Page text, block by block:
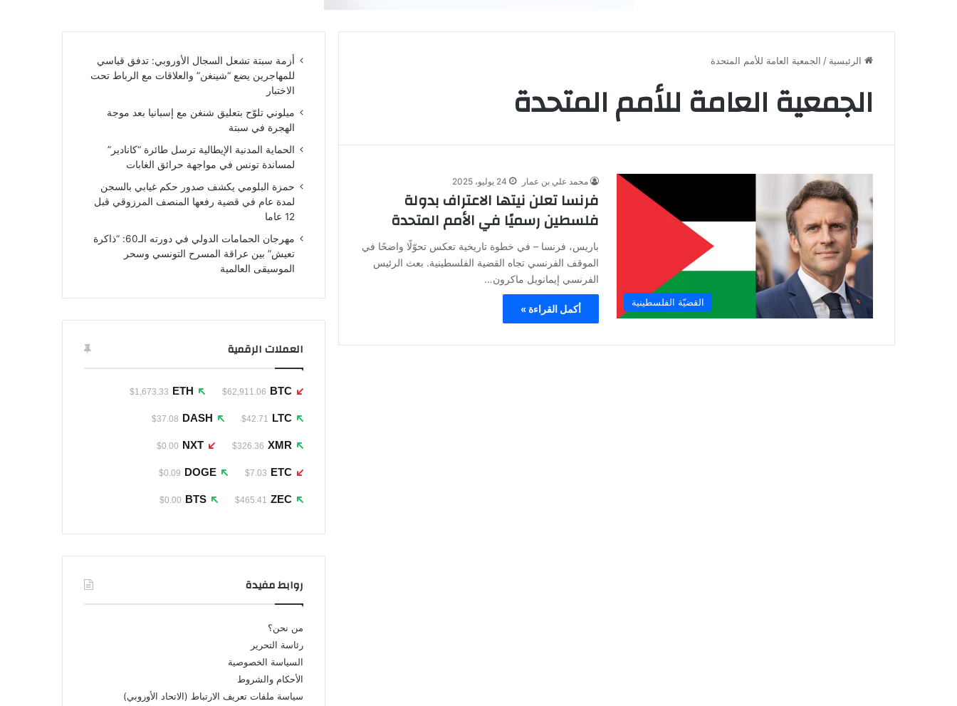
الرئيسية / الجمعية العامة للأمم المتحدة
الجمعية العامة للأمم المتحدة
القضيّة الفلسطينية
محمد علي بن عمار 24 يوليو، 2025
فرنسا تعلن نيتها الاعتراف بدولة
فلسطين رسميًا في الأمم المتحدة
باريس، فرنسا – في خطوة تاريخية تعكس تحوّلًا واضحًا في
الموقف الفرنسي تجاه القضية الفلسطينية. بعث الرئيس
الفرنسي إيمانويل ماكرون…
أكمل القراءة »
أزمة سبتة تشعل السجال الأوروبي: تدفق قياسي
للمهاجرين يضع “شينغن” والعلاقات مع الرباط تحت
الاختبار
ميلوني تلوّح بتعليق شنغن مع إسبانيا بعد موجة
الهجرة في سبتة
الحماية المدنية الإيطالية ترسل طائرة “كانادير”
لمساندة تونس في مواجهة حرائق الغابات
حمزة البلومي يكشف صدور حكم غيابي بالسجن
لمدة عام في قضية رفعها المنصف المرزوقي قبل
12 عاما
مهرجان الحمامات الدولي في دورته الـ60: “ذاكرة
تعيش” بين عراقة المسرح التونسي وسحر
الموسيقى العالمية
العملات الرقمية
BTC
$62,911.06
ETH
$1,673.33
LTC
$42.71
DASH
$37.08
XMR
$326.36
NXT
$0.00
ETC
$7.03
DOGE
$0.09
ZEC
$465.41
BTS
$0.00
روابط مفيدة
من نحن؟
رئاسة التحرير
السياسة الخصوصية
الأحكام والشروط
سياسة ملفات تعريف الارتباط (الاتحاد الأوروبي)